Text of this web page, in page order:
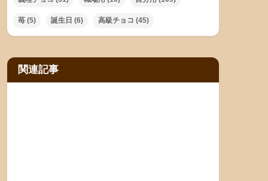
苺 (5) 誕生日 (6) 高級チョコ (45)
関連記事